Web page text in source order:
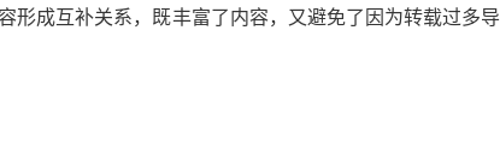
形成互补关系，既丰富了内容，又避免了因为转载过多导